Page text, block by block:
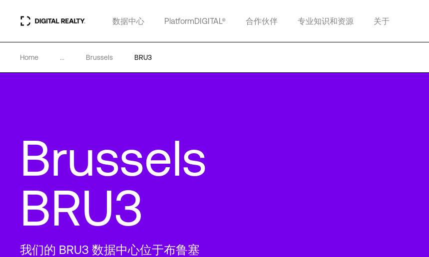
数据中心 PlatformDIGITAL® 合作伙伴 专业知识和资源 关于
Home ... Brussels BRU3
Brussels
BRU3
我们的 BRU3 数据中心位于布鲁塞